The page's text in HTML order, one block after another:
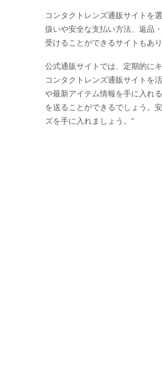
コンタクトレンズ通販サイトを
扱いや安全な支払い方法、返品
受けることができるサイトもあ
公式通販サイトでは、定期的に
コンタクトレンズ通販サイトを
や最新アイテム情報を手に入れ
を送ることができるでしょう。
ズを手に入れましょう。”